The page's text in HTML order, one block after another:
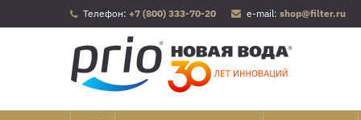
Телефон: +7 (800) 333-70-20 e-mail: shop@filter.ru